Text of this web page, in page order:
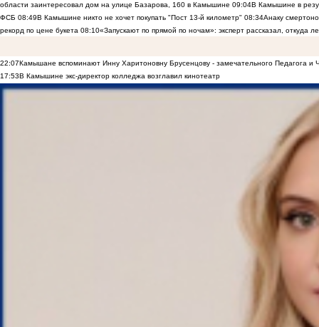
области заинтересовал дом на улице Базарова, 160 в Камышине 09:04В Камышине в
ФСБ 08:49В Камышине никто не хочет покупать "Пост 13-й километр" 08:34Анаку
рекорд по цене букета 08:10«Запускают по прямой по ночам»: эксперт рассказал, откуда
22:07Камышане вспоминают Инну Харитоновну Брусенцову - замечательного Педагога и
17:53В Камышине экс-директор колледжа возглавил кинотеатр